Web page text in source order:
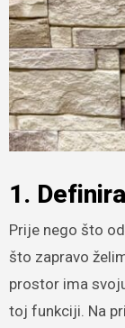
1.
Prije nego što
što zapravo
prostor ima
toj funkciji. Na